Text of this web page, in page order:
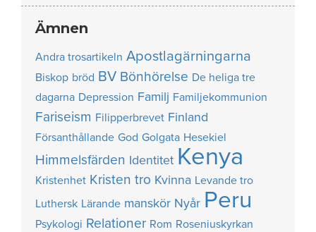
Ämnen
Andra trosartikeln Apostlagärningarna
Biskop bröd BV Bönhörelse De heliga tre
dagarna Depression Familj Familjekommunion
Fariseism Filipperbrevet Finland
Försanthållande God Golgata Hesekiel
Himmelsfärden Identitet Kenya
Kristenhet Kristen tro Kvinna Levande tro
Luthersk Lärande manskör Nyår Peru
Psykologi Relationer Rom Roseniuskyrkan